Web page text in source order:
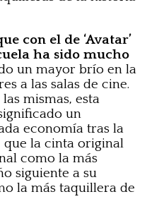
con el de ‘Avatar’
ha sido mucho
un mayor brío en la
a las salas de cine.
mismas, esta
un
economía tras la
que la cinta original
como la más
siguiente a su
la más taquillera de